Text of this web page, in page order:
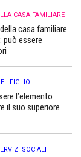
CASA FAMILIARE
casa familiare
può essere
FIGLIO
l’elemento
il suo superiore
SOCIALI